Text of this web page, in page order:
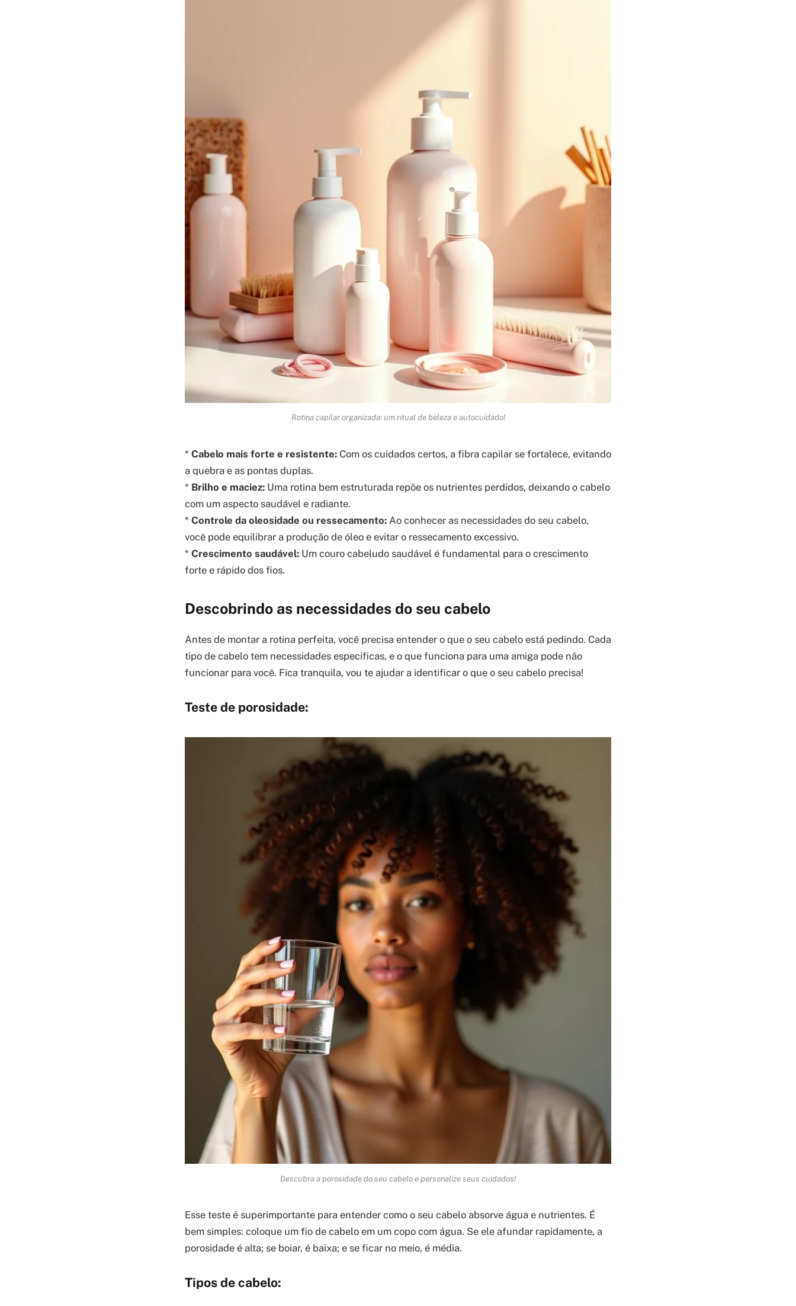
Rotina capilar organizada: um ritual de beleza e autocuidado!
* Cabelo mais forte e resistente: Com os cuidados certos, a fibra capilar se fortalece, evitando
a quebra e as pontas duplas.
* Brilho e maciez: Uma rotina bem estruturada repõe os nutrientes perdidos, deixando o cabelo
com um aspecto saudável e radiante.
* Controle da oleosidade ou ressecamento: Ao conhecer as necessidades do seu cabelo,
você pode equilibrar a produção de óleo e evitar o ressecamento excessivo.
* Crescimento saudável: Um couro cabeludo saudável é fundamental para o crescimento
forte e rápido dos fios.
Descobrindo as necessidades do seu cabelo
Antes de montar a rotina perfeita, você precisa entender o que o seu cabelo está pedindo. Cada
tipo de cabelo tem necessidades específicas, e o que funciona para uma amiga pode não
funcionar para você. Fica tranquila, vou te ajudar a identificar o que o seu cabelo precisa!
Teste de porosidade:
Descubra a porosidade do seu cabelo e personalize seus cuidados!
Esse teste é superimportante para entender como o seu cabelo absorve água e nutrientes. É
bem simples: coloque um fio de cabelo em um copo com água. Se ele afundar rapidamente, a
porosidade é alta; se boiar, é baixa; e se ficar no meio, é média.
Tipos de cabelo: